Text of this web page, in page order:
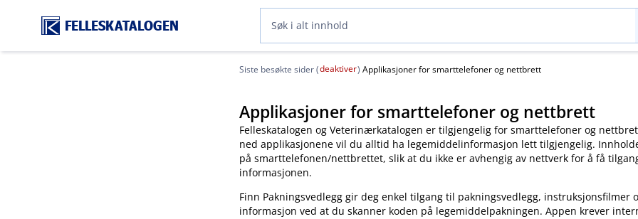
FELLESKATALOGEN
Siste besøkte sider (deaktiver) Applikasjoner for smarttelefoner og nettbrett
Applikasjoner for smarttelefoner og nettbrett
Felleskatalogen og Veterinærkatalogen er tilgjengelig for smarttelefoner og
ned applikasjonene vil du alltid ha legemiddelinformasjon lett tilgjengelig.
på smarttelefonen​/​nettbrettet, slik at du ikke er avhengig av nettverk for å få
informasjonen.
Finn Pakningsvedlegg gir deg enkel tilgang til pakningsvedlegg, instruksjonsfilmer
informasjon ved at du skanner koden på legemiddelpakningen. Appen krever